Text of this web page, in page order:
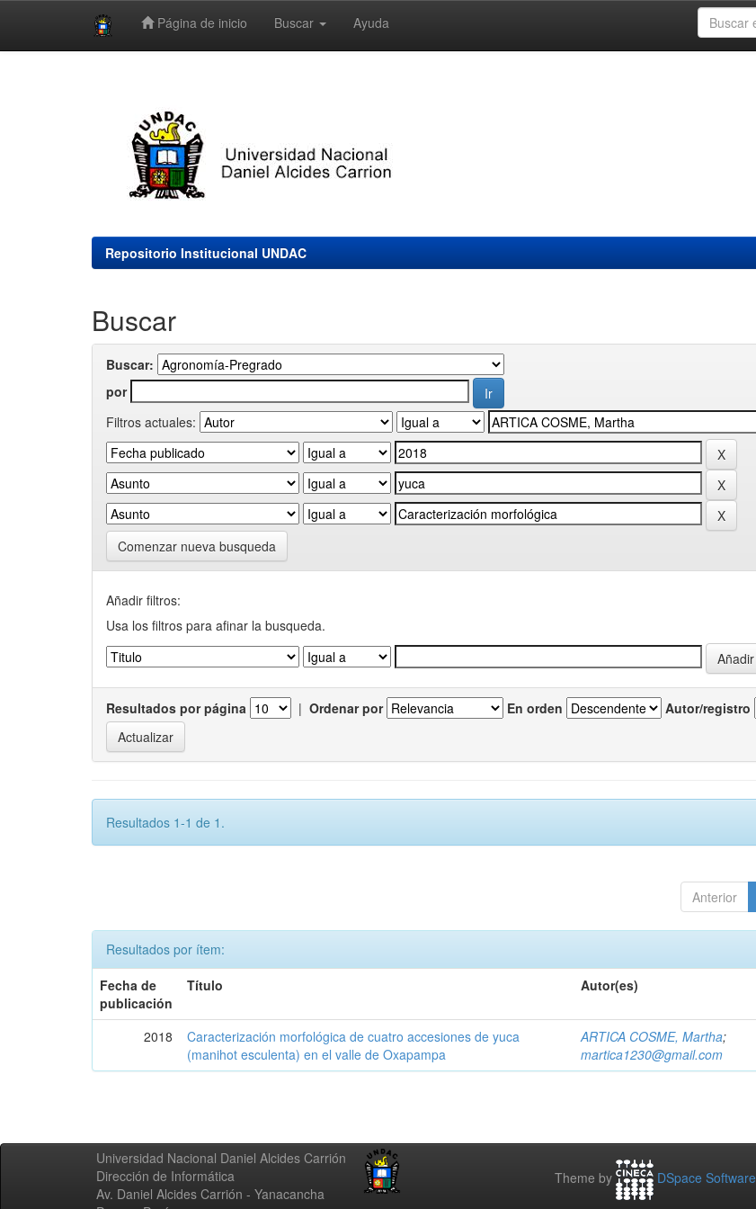
Página de inicio Buscar Ayuda
Repositorio Institucional UNDAC
Buscar
Buscar:
por
Filtros actuales:
Comenzar nueva busqueda
Añadir filtros:
Usa los filtros para afinar la busqueda.
Resultados por página | Ordenar por En orden Autor/registro
Resultados 1-1 de 1.
Anterior
Resultados por ítem:
Fecha de
publicación
Título Autor(es)
2018
Caracterización morfológica de cuatro accesiones de yuca
(manihot esculenta) en el valle de Oxapampa
ARTICA COSME, Martha;
martica1230@gmail.com
Universidad Nacional Daniel Alcides Carrión
Dirección de Informática
Av. Daniel Alcides Carrión - Yanacancha
Theme by DSpace Software